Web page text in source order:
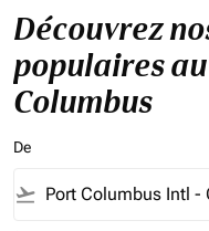
Découvrez
populaires
Columbus
De
flight_takeoff